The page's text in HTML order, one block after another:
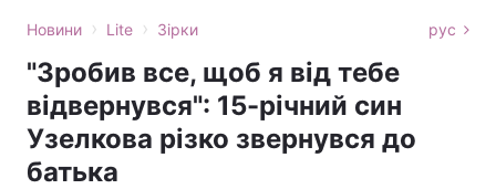
Новини › Lite › Зірки рус
"Зробив все, щоб я від тебе
відвернувся": 15-річний син
Узелкова різко звернувся до
батька